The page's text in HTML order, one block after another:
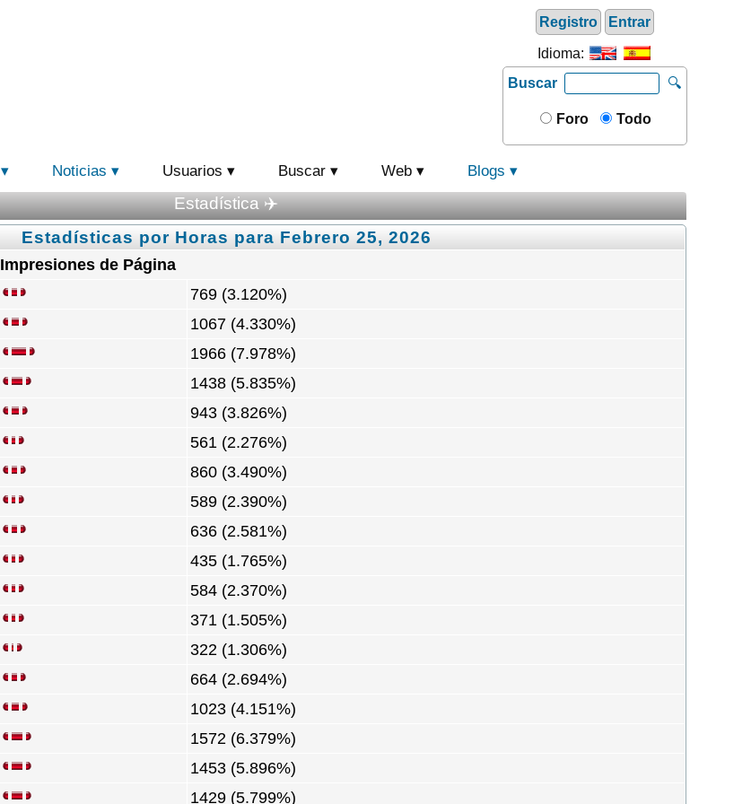
Registro Entrar
Idioma:
Buscar
🔍
Foro Todo
Noticias Usuarios Buscar Web Blogs
Estadística ✈️
Estadísticas por Horas para Febrero 25, 2026
Impresiones de Página
769 (3.120%)
1067 (4.330%)
1966 (7.978%)
1438 (5.835%)
943 (3.826%)
561 (2.276%)
860 (3.490%)
589 (2.390%)
636 (2.581%)
435 (1.765%)
584 (2.370%)
371 (1.505%)
322 (1.306%)
664 (2.694%)
1023 (4.151%)
1572 (6.379%)
1453 (5.896%)
1429 (5.799%)